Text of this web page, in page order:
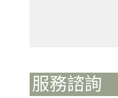
服務諮詢